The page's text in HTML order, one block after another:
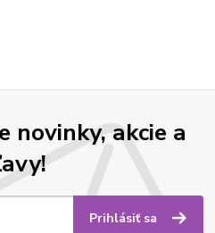
novinky, akcie a
Prihlásiť sa